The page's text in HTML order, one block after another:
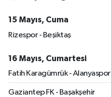
15 Mayıs, Cuma
Rizespor - Beşiktaş
16 Mayıs, Cumartesi
Fatih Karagümrük - Alanyaspor
Gaziantep FK - Başakşehir